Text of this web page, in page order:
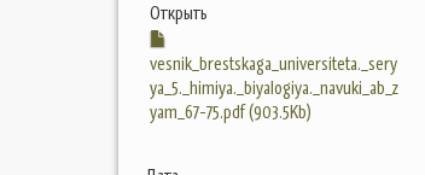
Открыть
vesnik_brestskaga_universiteta._sery
ya_5._himiya._biyalogiya._navuki_ab_z
yam_67-75.pdf (903.5Kb)